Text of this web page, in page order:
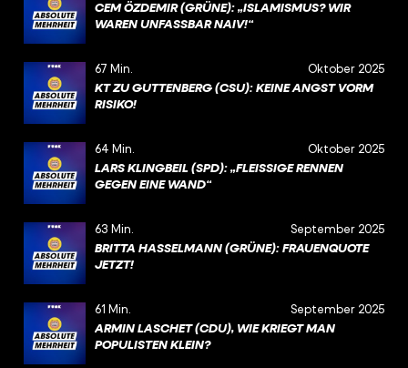
CEM ÖZDEMIR (GRÜNE): „ISLAMISMUS? WIR
WAREN UNFASSBAR NAIV!“
67 Min. Oktober 2025
KT ZU GUTTENBERG (CSU): KEINE ANGST VORM
RISIKO!
64 Min. Oktober 2025
LARS KLINGBEIL (SPD): „FLEISSIGE RENNEN G
EGEN EINE WAND“
63 Min. September 2025
BRITTA HASSELMANN (GRÜNE): FRAUENQUOTE J
ETZT!
61 Min. September 2025
ARMIN LASCHET (CDU), WIE KRIEGT MAN
POPULISTEN KLEIN?